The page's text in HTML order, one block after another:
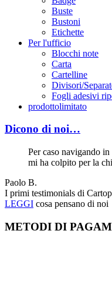
Buste
Bustoni
Etichette
Per l'ufficio
Blocchi note
Carta
Cartelline
Divisori/
Fogli adesivi
prodottolimitato
Dicono di noi…
Per caso navigando
mi ha colpito per la
Paolo B.
I primi testimonials di
LEGGI cosa pensano di noi
METODI DI